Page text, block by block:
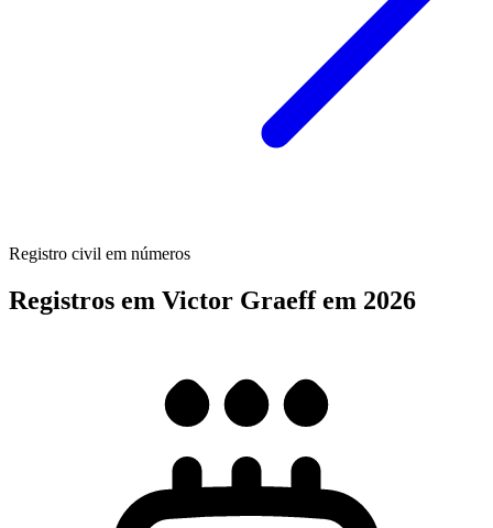
Registro civil em números
Registros em Victor Graeff em 2026